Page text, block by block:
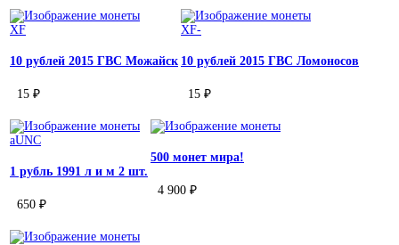
XF
10 рублей 2015 ГВС Можайск
15 ₽
XF-
10 рублей 2015 ГВС Ломоносов
15 ₽
aUNC
1 рубль 1991 л и м 2 шт.
650 ₽
500 монет мира!
4 900 ₽